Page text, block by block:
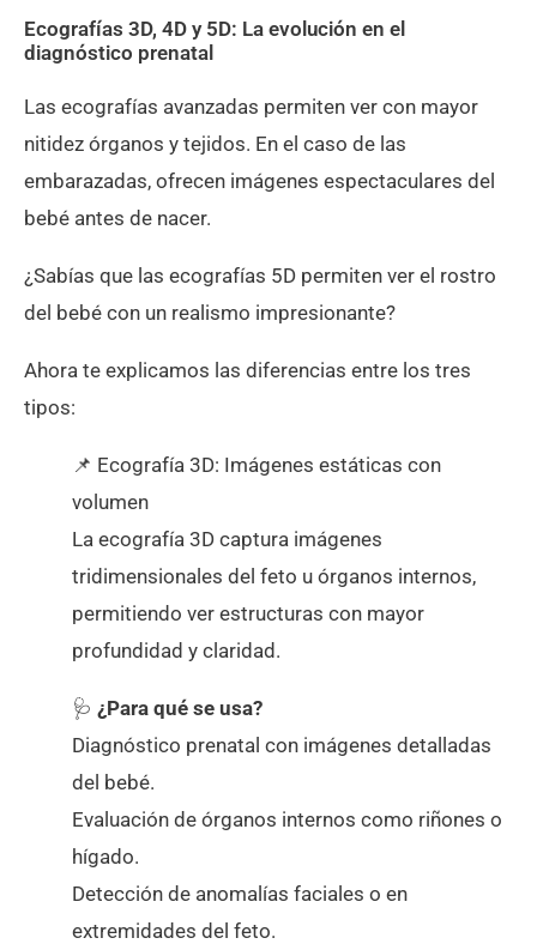
Ecografías 3D, 4D y 5D: La evolución en el
diagnóstico prenatal
Las ecografías avanzadas permiten ver con mayor
nitidez órganos y tejidos. En el caso de las
embarazadas, ofrecen imágenes espectaculares del
bebé antes de nacer.
¿Sabías que las ecografías 5D permiten ver el rostro
del bebé con un realismo impresionante?
Ahora te explicamos las diferencias entre los tres
tipos:
📌 Ecografía 3D: Imágenes estáticas con
volumen
La ecografía 3D captura imágenes
tridimensionales del feto u órganos internos,
permitiendo ver estructuras con mayor
profundidad y claridad.
🩺 ¿Para qué se usa?
Diagnóstico prenatal con imágenes detalladas
del bebé.
Evaluación de órganos internos como riñones o
hígado.
Detección de anomalías faciales o en
extremidades del feto.